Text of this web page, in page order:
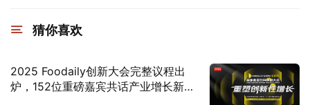
猜你喜欢
2025 Foodaily创新大会完整议程出
炉，152位重磅嘉宾共话产业增长新生